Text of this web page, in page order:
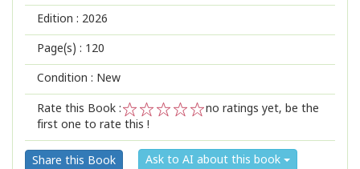
Edition : 2026
Page(s) : 120
Condition : New
Rate this Book :
2
1
no ratings yet, be the
first one to rate this !
Share this Book Ask to AI about this book